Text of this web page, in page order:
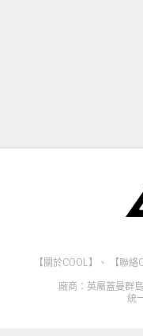
【關於COOL】 、 【聯絡
廠商：英屬蓋曼群
統